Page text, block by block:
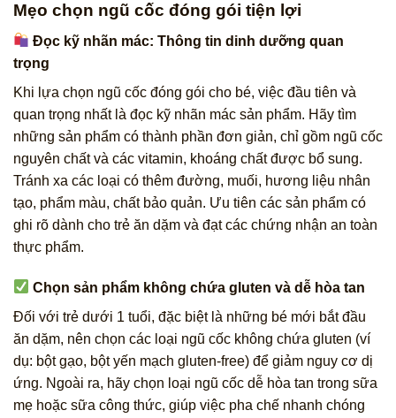
Mẹo chọn ngũ cốc đóng gói tiện lợi
Đọc kỹ nhãn mác: Thông tin dinh dưỡng quan
trọng
Khi lựa chọn ngũ cốc đóng gói cho bé, việc đầu tiên và
quan trọng nhất là đọc kỹ nhãn mác sản phẩm. Hãy tìm
những sản phẩm có thành phần đơn giản, chỉ gồm ngũ cốc
nguyên chất và các vitamin, khoáng chất được bổ sung.
Tránh xa các loại có thêm đường, muối, hương liệu nhân
tạo, phẩm màu, chất bảo quản. Ưu tiên các sản phẩm có
ghi rõ dành cho trẻ ăn dặm và đạt các chứng nhận an toàn
thực phẩm.
Chọn sản phẩm không chứa gluten và dễ hòa tan
Đối với trẻ dưới 1 tuổi, đặc biệt là những bé mới bắt đầu
ăn dặm, nên chọn các loại ngũ cốc không chứa gluten (ví
dụ: bột gạo, bột yến mạch gluten-free) để giảm nguy cơ dị
ứng. Ngoài ra, hãy chọn loại ngũ cốc dễ hòa tan trong sữa
mẹ hoặc sữa công thức, giúp việc pha chế nhanh chóng